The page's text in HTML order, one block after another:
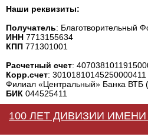
Наши реквизиты:
Получатель: Благотворительный
ИНН 7713155634
КПП 771301001
Расчетный счет:
Корр.счет: 30101810145250000411
Филиал «Центральный» Банка ВТБ
БИК 044525411
100 ЛЕТ ДИВИЗИИ